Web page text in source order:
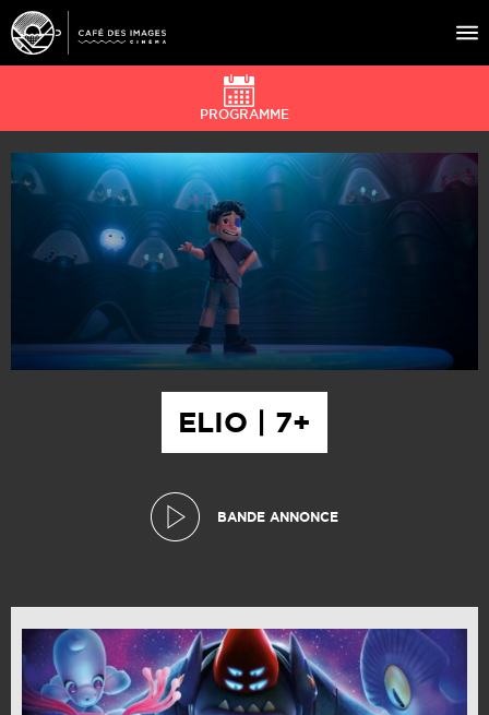
À L’AFFICHE
ÉVÉNEMENTS
CAFÉ DU CINÉ
PRATIQUE
ÉDUCATION AUX IMAGES
ELIO | 7+
BANDE ANNONCE
PROGRAMME